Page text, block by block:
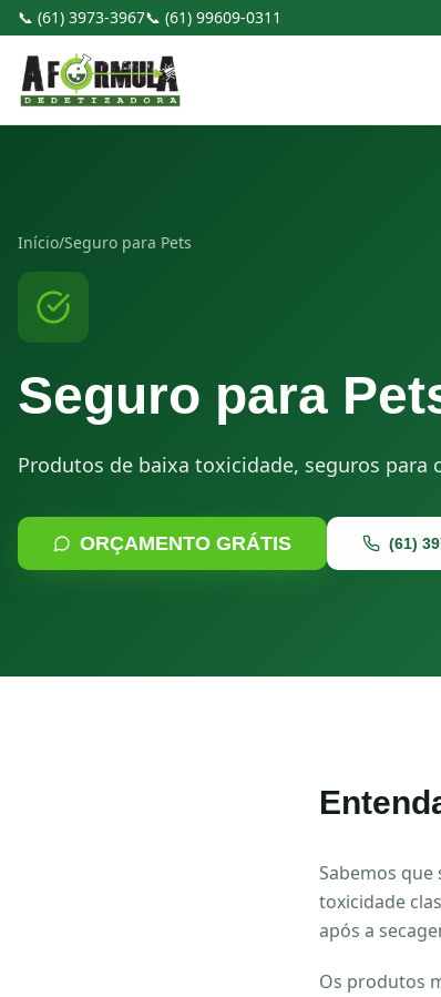
Pular para o conteúdo
📞 (61) 3973-3967📞 (61) 99609-0311
Início/Seguro para Pets
Seguro para
Produtos de baixa toxicidade, seguros para
ORÇAMENTO GRÁTIS (61)
Sabemos
toxicidade
após a
Os produtos